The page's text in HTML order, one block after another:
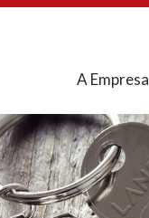
A Empresa